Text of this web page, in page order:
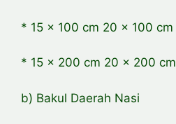
* 15 x 100 cm 20 x 100 cm
* 15 x 200 cm 20 x 200 cm
b) Bakul Daerah Nasi